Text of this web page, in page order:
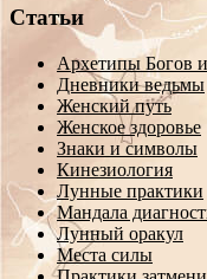
Статьи
Архетипы Богов
Дневники ведьмы
Женский путь
Женское здоровье
Знаки и символы
Кинезиология
Лунные практики
Мандала
Лунный оракул
Места силы